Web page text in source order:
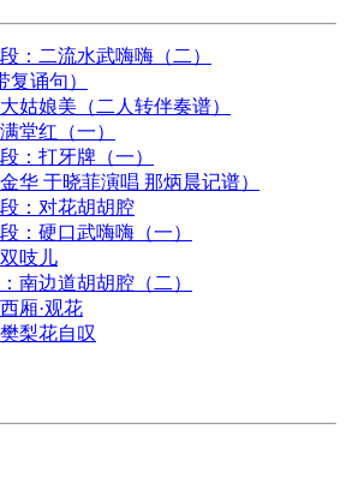
：二流水武嗨嗨（二）
诵句）
姑娘美（二人转伴奏谱）
堂红（一）
：打牙牌（一）
华 于晓菲演唱 那炳晨记谱）
：对花胡胡腔
：硬口武嗨嗨（一）
吱儿
南边道胡胡腔（二）
厢·观花
梨花自叹